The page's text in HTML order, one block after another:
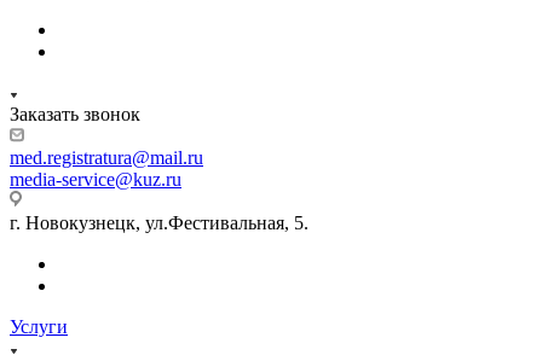
Заказать звонок
med.registratura@mail.ru
media-service@kuz.ru
г. Новокузнецк, ул.Фестивальная, 5.
Услуги